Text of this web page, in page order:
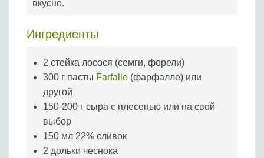
Бобовые
Крупы
вкусно.
Ингредиенты
2 стейка лосося (семги, форели)
300 г пасты Farfalle (фарфалле) или
другой
150-200 г сыра с плесенью или на свой
выбор
150 мл 22% сливок
2 дольки чеснока